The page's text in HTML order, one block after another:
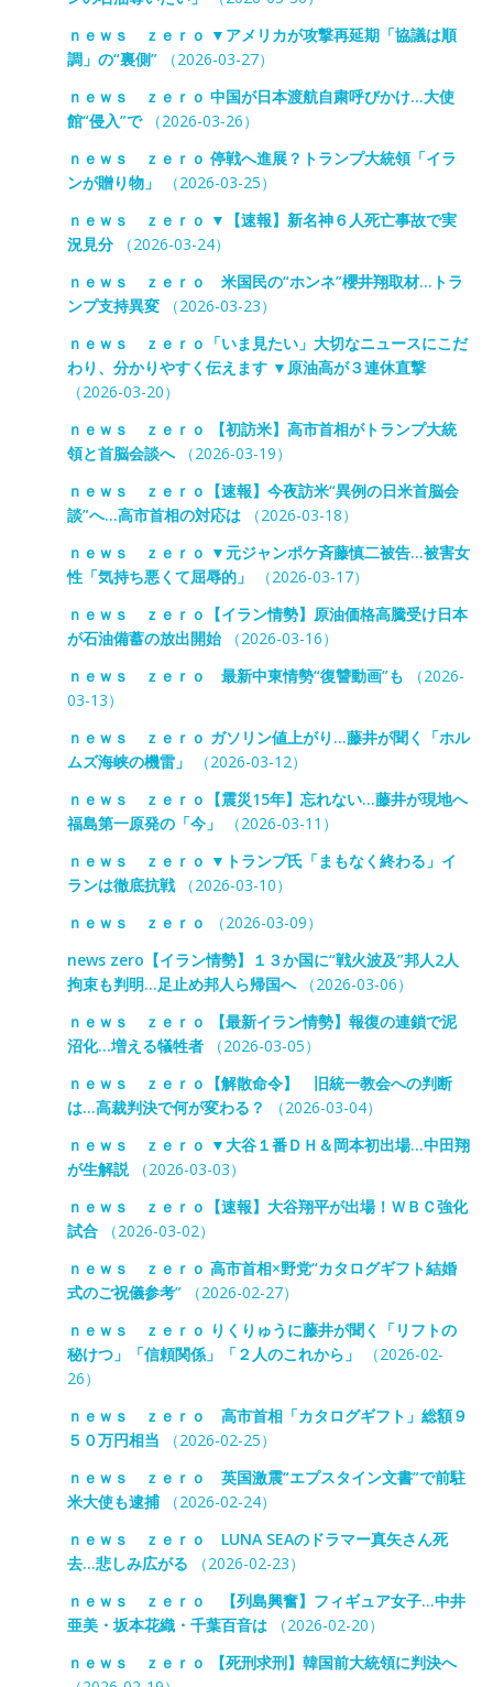
ｎｅｗｓ ｚｅｒｏ ▼アメリカが攻撃再延期「協議は順
調」の“裏側”（2026-03-27）
ｎｅｗｓ ｚｅｒｏ 中国が日本渡航自粛呼びかけ…大使
館“侵入”で（2026-03-26）
ｎｅｗｓ ｚｅｒｏ 停戦へ進展？トランプ大統領「イラ
ンが贈り物」
（2026-03-25）
ｎｅｗｓ ｚｅｒｏ ▼【速報】新名神６人死亡事故で実
況見分（2026-03-24）
ｎｅｗｓ ｚｅｒｏ 米国民の“ホンネ”櫻井翔取材…トラ
ンプ支持異変（2026-03-23）
ｎｅｗｓ ｚｅｒｏ「いま見たい」大切なニュースにこだ
わり、分かりやすく伝えます ▼原油高が３連休直撃
（2026-03-20）
ｎｅｗｓ ｚｅｒｏ 【初訪米】高市首相がトランプ大統
領と首脳会談へ（2026-03-19）
ｎｅｗｓ ｚｅｒｏ【速報】今夜訪米“異例の日米首脳会
談”へ…高市首相の対応は（2026-03-18）
ｎｅｗｓ ｚｅｒｏ ▼元ジャンポケ斉藤慎二被告…被害女
性「気持ち悪くて屈辱的」
（2026-03-17）
ｎｅｗｓ ｚｅｒｏ【イラン情勢】原油価格高騰受け日本
が石油備蓄の放出開始（2026-03-16）
ｎｅｗｓ ｚｅｒｏ 最新中東情勢“復讐動画”も （2026-
03-13）
ｎｅｗｓ ｚｅｒｏ ガソリン値上がり…藤井が聞く「ホル
ムズ海峡の機雷」
（2026-03-12）
ｎｅｗｓ ｚｅｒｏ【震災15年】忘れない…藤井が現地へ
福島第一原発の「今」
（2026-03-11）
ｎｅｗｓ ｚｅｒｏ ▼トランプ氏「まもなく終わる」イ
ランは徹底抗戦（2026-03-10）
ｎｅｗｓ ｚｅｒｏ
（2026-03-09）
news zero【イラン情勢】１３か国に“戦火波及”邦人2人
拘束も判明…足止め邦人ら帰国へ（2026-03-06）
ｎｅｗｓ ｚｅｒｏ 【最新イラン情勢】報復の連鎖で泥
沼化…増える犠牲者（2026-03-05）
ｎｅｗｓ ｚｅｒｏ【解散命令】 旧統一教会への判断
は…高裁判決で何が変わる？
（2026-03-04）
ｎｅｗｓ ｚｅｒｏ ▼大谷１番ＤＨ＆岡本初出場…中田翔
が生解説（2026-03-03）
ｎｅｗｓ ｚｅｒｏ【速報】大谷翔平が出場！ＷＢＣ強化
試合（2026-03-02）
ｎｅｗｓ ｚｅｒｏ 高市首相×野党“カタログギフト結婚
式のご祝儀参考”（2026-02-27）
ｎｅｗｓ ｚｅｒｏ りくりゅうに藤井が聞く「リフトの
秘けつ」「信頼関係」「２人のこれから」
（2026-02-
26）
ｎｅｗｓ ｚｅｒｏ 高市首相「カタログギフト」総額９
５０万円相当 （2026-02-25）
ｎｅｗｓ ｚｅｒｏ 英国激震“エプスタイン文書”で前駐
米大使も逮捕（2026-02-24）
ｎｅｗｓ ｚｅｒｏ LUNA SEAのドラマー真矢さん死
去…悲しみ広がる （2026-02-23）
ｎｅｗｓ ｚｅｒｏ 【列島興奮】フィギュア女子…中井
亜美・坂本花織・千葉百音は（2026-02-20）
ｎｅｗｓ ｚｅｒｏ 【死刑求刑】韓国前大統領に判決へ